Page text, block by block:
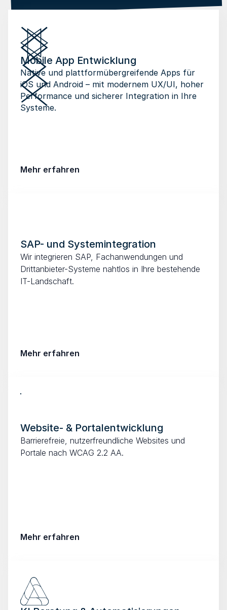
Mobile App Entwicklung
Native und plattformübergreifende Apps für
iOS und Android – mit modernem UX/UI, hoher
Performance und sicherer Integration in Ihre
Systeme.
Mehr erfahren
SAP- und Systemintegration
Wir integrieren SAP, Fachanwendungen und
Drittanbieter-Systeme nahtlos in Ihre bestehende
IT-Landschaft.
Mehr erfahren
Website- & Portalentwicklung
Barrierefreie, nutzerfreundliche Websites und
Portale nach WCAG 2.2 AA.
Mehr erfahren